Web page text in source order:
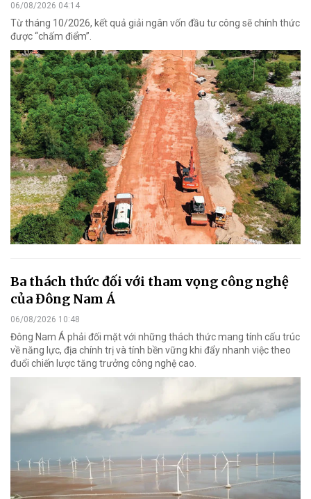
06/08/2026 04:14
Từ tháng 10/2026, kết quả giải ngân vốn đầu tư công sẽ chính thức
được “chấm điểm”.
Ba thách thức đối với tham vọng công nghệ
của Đông Nam Á
06/08/2026 10:48
Đông Nam Á phải đối mặt với những thách thức mang tính cấu trúc
về năng lực, địa chính trị và tính bền vững khi đẩy nhanh việc theo
đuổi chiến lược tăng trưởng công nghệ cao.